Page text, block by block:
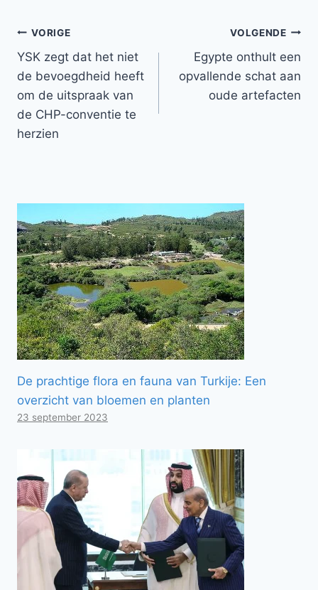
Bericht
navigatie
VORIGE
YSK zegt dat het niet
de bevoegdheid heeft
om de uitspraak van
de CHP-conventie te
herzien
VOLGENDE
Egypte onthult een
opvallende schat aan
oude artefacten
De prachtige flora en fauna van Turkije: Een
overzicht van bloemen en planten
23 september 2023